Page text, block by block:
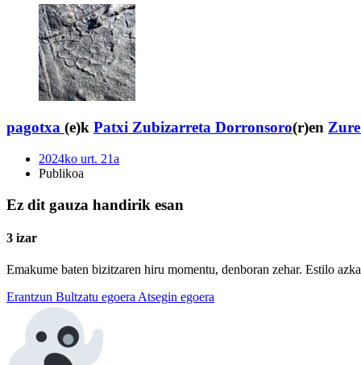
pagotxa (e)k Patxi Zubizarreta Dorronsoro(r)en
2024ko urt. 21a
Publikoa
Ez dit gauza handirik esan
3 izar
Emakume baten bizitzaren hiru momentu, denboran zehar. Estilo
Erantzun Bultzatu egoera Atsegin egoera